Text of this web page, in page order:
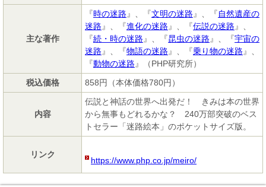
主な著作
『時の迷路 』、『文明の迷路 』、『自然遺産の
迷路 』、『進化の迷路 』、『伝説の迷路 』、
『続・時の迷路 』、『昆虫の迷路 』、『宇宙の
迷路 』、『物語の迷路 』、『乗り物の迷路 』、
『動物の迷路 』（PHP研究所）
税込価格
858円（本体価格780円）
内容
伝説と神話の世界へ出発だ！ きみは本の世界
から無事もどれるかな？ 240万部突破のベス
トセラー「迷路絵本」のポケットサイズ版。
リンク
https://www.php.co.jp/meiro/